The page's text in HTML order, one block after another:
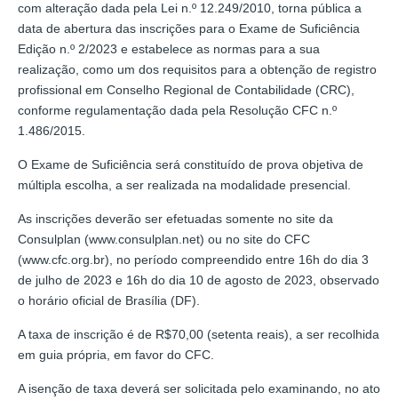
com alteração dada pela Lei n.º 12.249/2010, torna pública a
data de abertura das inscrições para o Exame de Suficiência
Edição n.º 2/2023 e estabelece as normas para a sua
realização, como um dos requisitos para a obtenção de registro
profissional em Conselho Regional de Contabilidade (CRC),
conforme regulamentação dada pela Resolução CFC n.º
1.486/2015.
O Exame de Suficiência será constituído de prova objetiva de
múltipla escolha, a ser realizada na modalidade presencial.
As inscrições deverão ser efetuadas somente no site da
Consulplan (www.consulplan.net) ou no site do CFC
(www.cfc.org.br), no período compreendido entre 16h do dia 3
de julho de 2023 e 16h do dia 10 de agosto de 2023, observado
o horário oficial de Brasília (DF).
A taxa de inscrição é de R$70,00 (setenta reais), a ser recolhida
em guia própria, em favor do CFC.
A isenção de taxa deverá ser solicitada pelo examinando, no ato